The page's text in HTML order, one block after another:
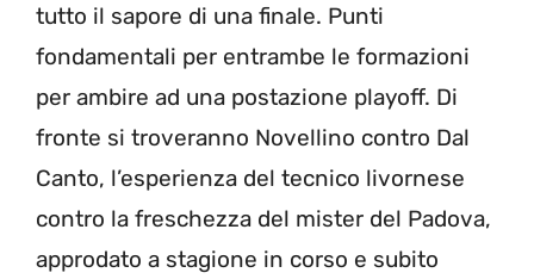
tutto il sapore di una finale. Punti
fondamentali per entrambe le formazioni
per ambire ad una postazione playoff. Di
fronte si troveranno Novellino contro Dal
Canto, l’esperienza del tecnico livornese
contro la freschezza del mister del Padova,
approdato a stagione in corso e subito